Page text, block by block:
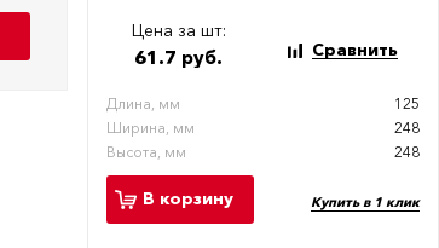
Цена за шт:
61.7 руб. Сравнить
Длина, мм
125
Ширина, мм
248
Высота, мм
248
В корзину Купить в 1 клик